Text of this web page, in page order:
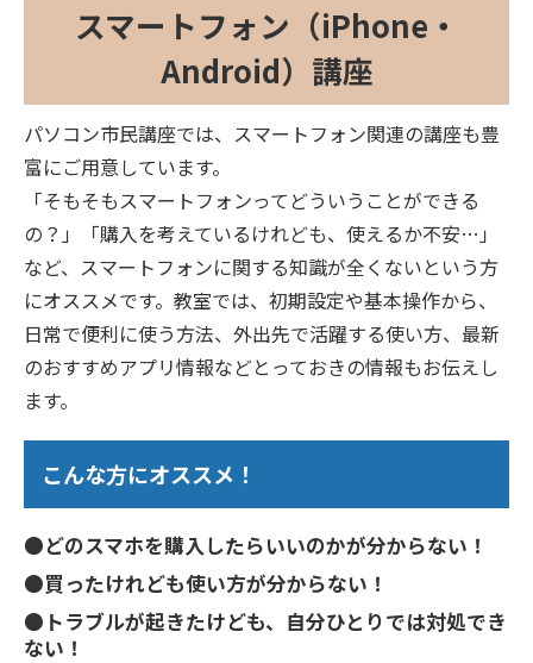
スマートフォン（iPhone・
Android）講座
パソコン市民講座では、スマートフォン関連の講座も豊
富にご用意しています。
「そもそもスマートフォンってどういうことができる
の？」「購入を考えているけれども、使えるか不安…」
など、スマートフォンに関する知識が全くないという方
にオススメです。教室では、初期設定や基本操作から、
日常で便利に使う方法、外出先で活躍する使い方、最新
のおすすめアプリ情報などとっておきの情報もお伝えし
ます。
こんな方にオススメ！
●どのスマホを購入したらいいのかが分からない！
●買ったけれども使い方が分からない！
●トラブルが起きたけども、自分ひとりでは対処でき
ない！